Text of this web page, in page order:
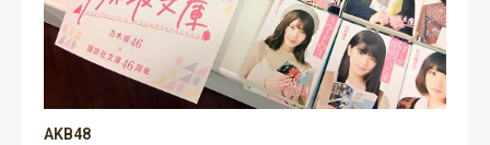
AKB48